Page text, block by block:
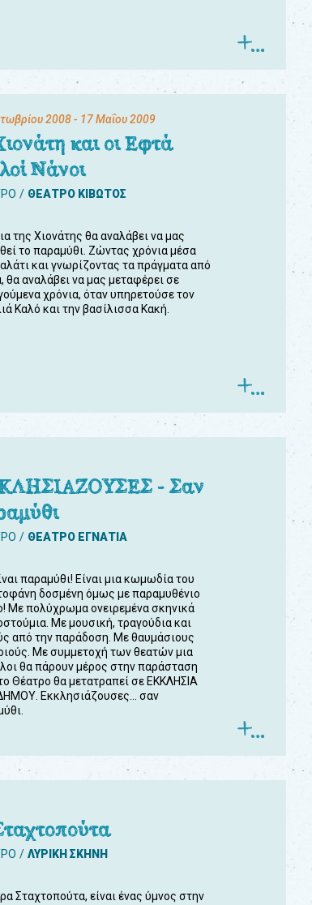
2008- 17 Μαΐου 2009
και οι Εφτά
Νάνοι
ΘΕΑΤΡΟ ΚΙΒΩΤΟΣ
της Χιονάτης θα αναλάβει να μας
το παραμύθι. Ζώντας χρόνια μέσα
και γνωρίζοντας τα πράγματα από
θα αναλάβει να μας μεταφέρει σε
χρόνια, όταν υπηρετούσε τον
Καλό και την βασίλισσα Κακή.
- Σαν
ΘΕΑΤΡΟ ΕΓΝΑΤΙΑ
παραμύθι! Είναι μια κωμωδία του
δοσμένη όμως με παραμυθένιο
Με πολύχρωμα ονειρεμένα σκηνικά
Με μουσική, τραγούδια και
από την παράδοση. Με θαυμάσιους
Με συμμετοχή των θεατών μια
θα πάρουν μέρος στην παράσταση
Θέατρο θα μετατραπεί σε ΕΚΚΛΗΣΙΑ
Εκκλησιάζουσες... σαν
ΛΥΡΙΚΗ ΣΚΗΝΗ
Σταχτοπούτα, είναι ένας ύμνος στην